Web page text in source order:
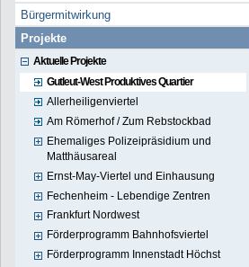
Bürgermitwirkung
Projekte
Aktuelle Projekte
Gutleut-West Produktives Quartier
Allerheiligenviertel
Am Römerhof / Zum Rebstockbad
Ehemaliges Polizeipräsidium und
Matthäusareal
Ernst-May-Viertel und Einhausung
Fechenheim - Lebendige Zentren
Frankfurt Nordwest
Förderprogramm Bahnhofsviertel
Förderprogramm Innenstadt Höchst